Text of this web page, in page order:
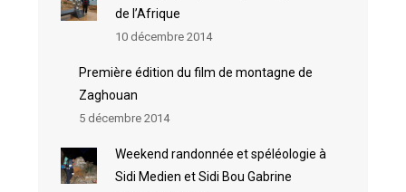
de l’Afrique
10 décembre 2014
Première édition du film de montagne de
Zaghouan
5 décembre 2014
Weekend randonnée et spéléologie à
Sidi Medien et Sidi Bou Gabrine